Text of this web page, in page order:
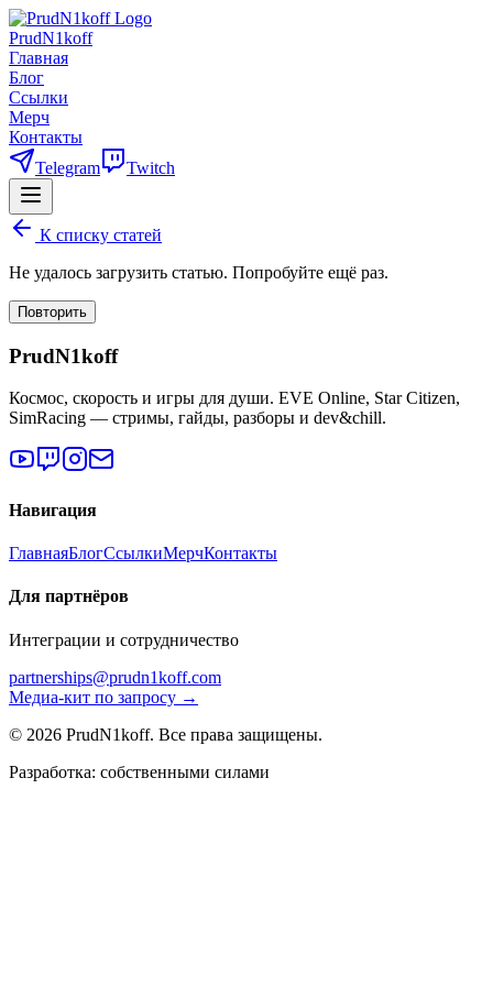
PrudN1koff
Главная
Блог
Ссылки
Мерч
Контакты
Telegram
Twitch
К списку статей
Не удалось загрузить статью. Попробуйте ещё раз.
Повторить
PrudN1koff
Космос, скорость и игры для души. EVE Online, Star Citizen,
SimRacing — стримы, гайды, разборы и dev&chill.
Навигация
ГлавнаяБлогСсылкиМерчКонтакты
Для партнёров
Интеграции и сотрудничество
partnerships@prudn1koff.com
Медиа-кит по запросу →
© 2026 PrudN1koff. Все права защищены.
Разработка: собственными силами